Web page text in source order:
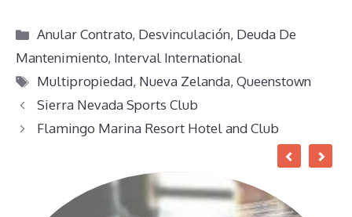
Categorías
Anular Contrato, Desvinculación, Deuda De
Mantenimiento, Interval International
Etiquetas
Multipropiedad, Nueva Zelanda,Queenstown
Sierra Nevada Sports Club
Flamingo Marina Resort Hotel and Club